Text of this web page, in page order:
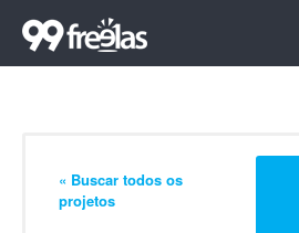
« Buscar todos os
projetos